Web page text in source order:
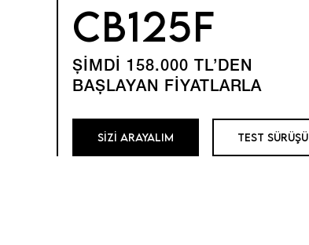
CB125F
ŞİMDİ 158.000 TL’DEN
BAŞLAYAN FİYATLARLA
SİZİ ARAYALIM TEST SÜRÜŞÜ